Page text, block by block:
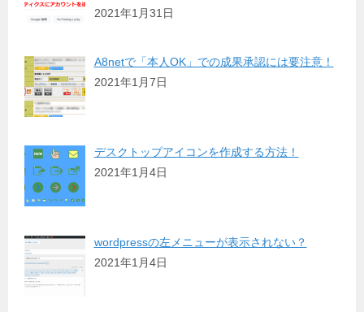
2021年1月31日
A8netで「本人OK」での成果承認には要注意！
2021年1月7日
デスクトップアイコンを作成する方法！
2021年1月4日
wordpressの左メニューが表示されない？
2021年1月4日